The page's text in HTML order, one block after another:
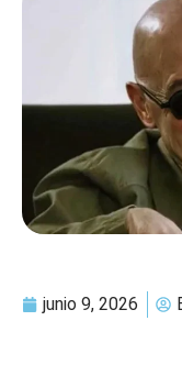
junio 9, 2026